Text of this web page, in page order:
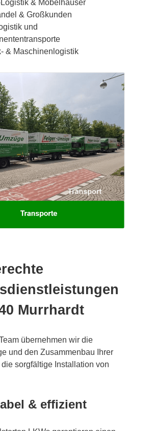
Logistik & Möbelhäuser
& Großkunden
und
& Maschinenlogistik
Murrhardt
übernehmen wir die
und den Zusammenbau Ihrer
sorgfältige Installation von
& effizient